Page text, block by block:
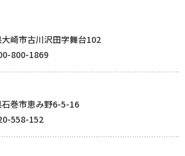
崎市古川沢田字舞台102
800-1869
巻市恵み野6-5-16
558-152